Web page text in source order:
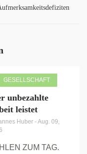
GESELLSCHAFT
unbezahlte
leistet
Huber -Aug. 09,
ZUM TAG.